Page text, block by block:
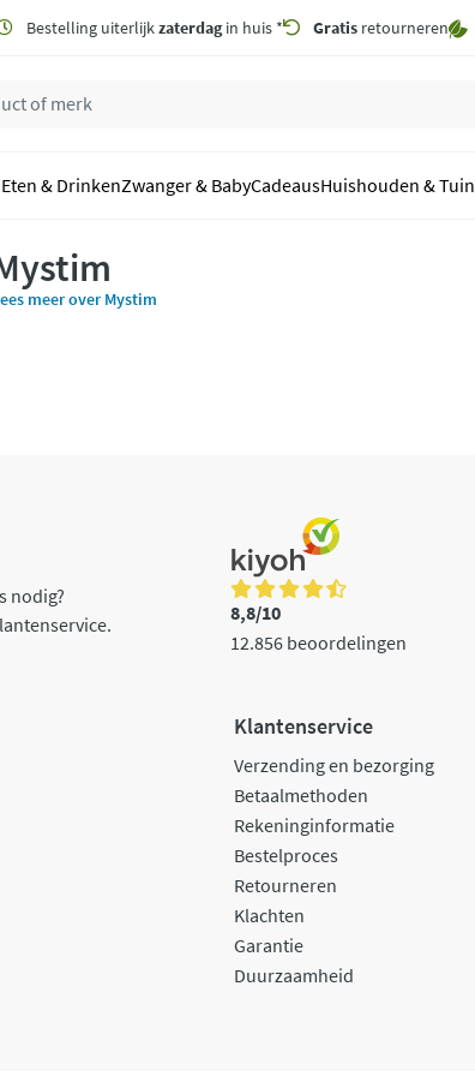
Bestelling uiterlijkzaterdagin huis * Gratis retourneren
Eten & DrinkenZwanger & BabyCadeausHuishouden & Tuin
meer over Mystim
nodig?
8,8/10
12.856 beoordelingen
Klantenservice
Verzending en bezorging
Betaalmethoden
Rekeninginformatie
Bestelproces
Retourneren
Klachten
Garantie
Duurzaamheid